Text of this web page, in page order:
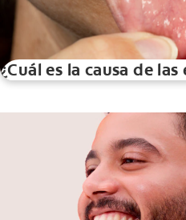
¿Cuál es la causa de